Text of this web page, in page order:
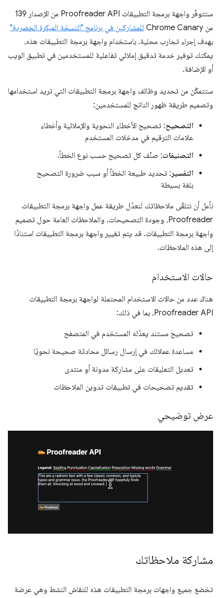
ستتوفّر واجهة برمجة التطبيقات Proofreader API من الإصدار 139
من Chrome Canary
للمشاركين في برنامج "النسخة المبكرة الحصرية"
بهدف إجراء تجارب محلية. باستخدام واجهة برمجة التطبيقات هذه،
يمكنك توفير خدمة تدقيق إملائي تفاعلية للمستخدمين في تطبيق الويب
أو الإضافة.
ستتمكّن من تحديد وظائف واجهة برمجة التطبيقات التي تريد استخدامها
وتصميم طريقة ظهور الناتج للمستخدمين:
التصحيح: تصحيح الأخطاء النحوية والإملائية وأخطاء
علامات الترقيم في مدخلات المستخدم
التصنيفات: صنِّف كل تصحيح حسب نوع الخطأ.
التفسير : تحديد طبيعة الخطأ أو سبب ضرورة التصحيح
بلغة بسيطة
نأمل أن نتلقّى ملاحظاتك لنعدّل طريقة عمل واجهة برمجة التطبيقات
Proofreader، وجودة التصحيحات، والملاحظات العامة حول تصميم
واجهة برمجة التطبيقات. قد يتم تغيير واجهة برمجة التطبيقات استنادًا
إلى هذه الملاحظات.
حالات الاستخدام
هناك عدد من حالات الاستخدام المحتملة لواجهة برمجة التطبيقات
Proofreader API، بما في ذلك:
تصحيح مستند يعدّله المستخدم في المتصفح
مساعدة عملائك في إرسال رسائل محادثة صحيحة نحويًا
تعديل التعليقات على مشاركة مدونة أو منتدى
تقديم تصحيحات في تطبيقات تدوين الملاحظات
عرض توضيحي
مشاركة ملاحظاتك
تخضع جميع واجهات برمجة التطبيقات هذه للنقاش النشط وهي عرضة